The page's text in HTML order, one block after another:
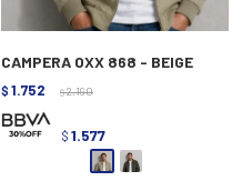
CAMPERA OXX 868 - BEIGE
$ 1.752 $ 2.190
$ 1.577